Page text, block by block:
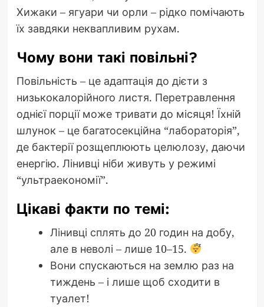
Хижаки – ягуари чи орли – рідко помічають
їх завдяки неквапливим рухам.
Чому вони такі повільні?
Повільність – це адаптація до дієти з
низькокалорійного листя. Перетравлення
однієї порції може тривати до місяця! Їхній
шлунок – це багатосекційна “лабораторія”,
де бактерії розщеплюють целюлозу, даючи
енергію. Лінивці ніби живуть у режимі
“ультраекономії”.
Цікаві факти по темі:
Лінивці сплять до 20 годин на добу,
але в неволі – лише 10–15.
Вони спускаються на землю раз на
тиждень – і лише щоб сходити в
туалет!